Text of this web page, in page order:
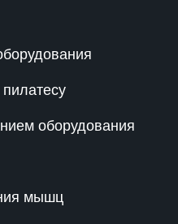
оборудования
мышц